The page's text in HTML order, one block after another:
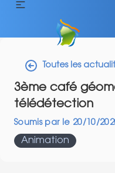
Toutes les
3ème café
télédétection
Soumis par le 20/10/
Animation